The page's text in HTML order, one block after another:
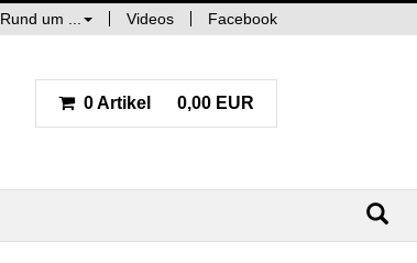
Rund um ... Videos Facebook
0 Artikel 0,00 EUR